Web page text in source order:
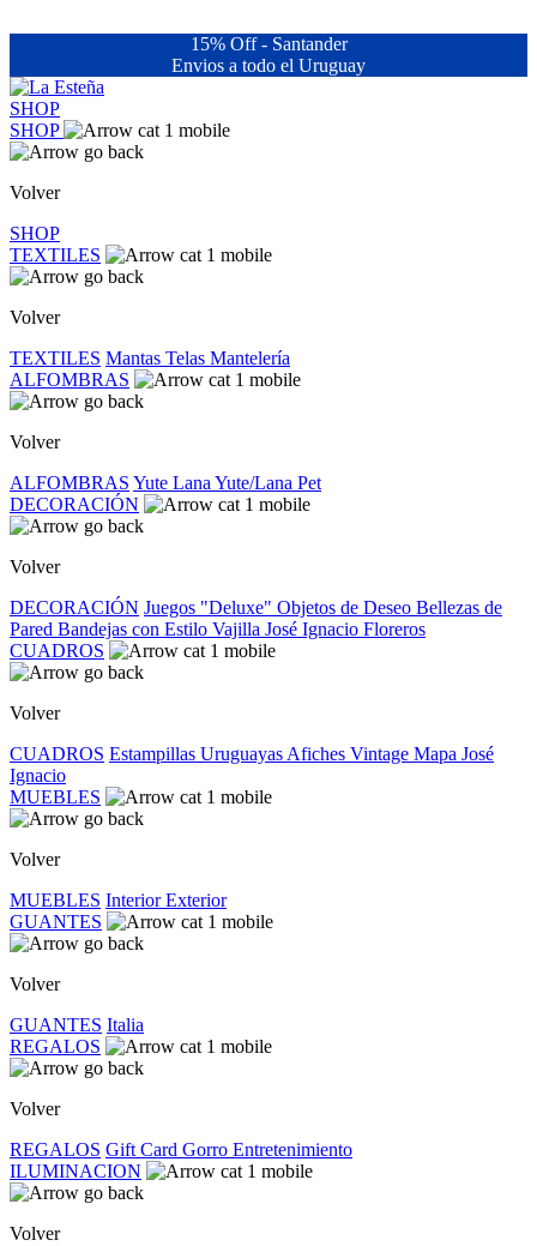
15% Off - Santander
Envios a todo el Uruguay
SHOP
SHOP
Volver
SHOP
TEXTILES
Volver
TEXTILES Mantas Telas Mantelería
ALFOMBRAS
Volver
ALFOMBRAS Yute Lana Yute/Lana Pet
DECORACIÓN
Volver
DECORACIÓN Juegos "Deluxe" Objetos de Deseo Bellezas de
Pared Bandejas con Estilo Vajilla José Ignacio Floreros
CUADROS
Volver
CUADROS Estampillas Uruguayas Afiches Vintage Mapa José
Ignacio
MUEBLES
Volver
MUEBLES InteriorExterior
GUANTES
Volver
GUANTES Italia
REGALOS
Volver
REGALOS Gift Card Gorro Entretenimiento
ILUMINACION
Volver